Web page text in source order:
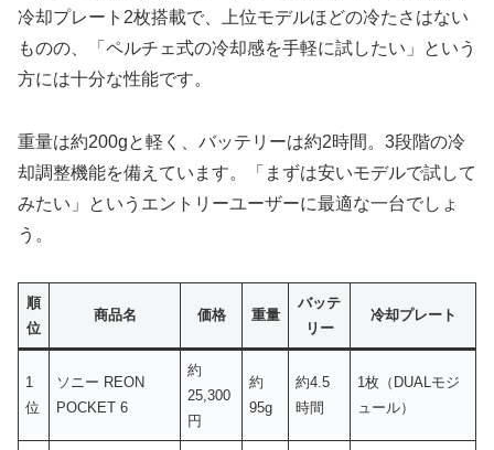
冷却プレート2枚搭載で、上位モデルほどの冷たさはない
ものの、「ペルチェ式の冷却感を手軽に試したい」という
方には十分な性能です。
重量は約200gと軽く、バッテリーは約2時間。3段階の冷
却調整機能を備えています。「まずは安いモデルで試して
みたい」というエントリーユーザーに最適な一台でしょ
う。
順
位
商品名 価格 重量
バッテ
リー
冷却プレート
1
位
ソニー REON
POCKET 6
約
25,300
円
約
95g
約4.5
時間
1枚（DUALモジ
ュール）